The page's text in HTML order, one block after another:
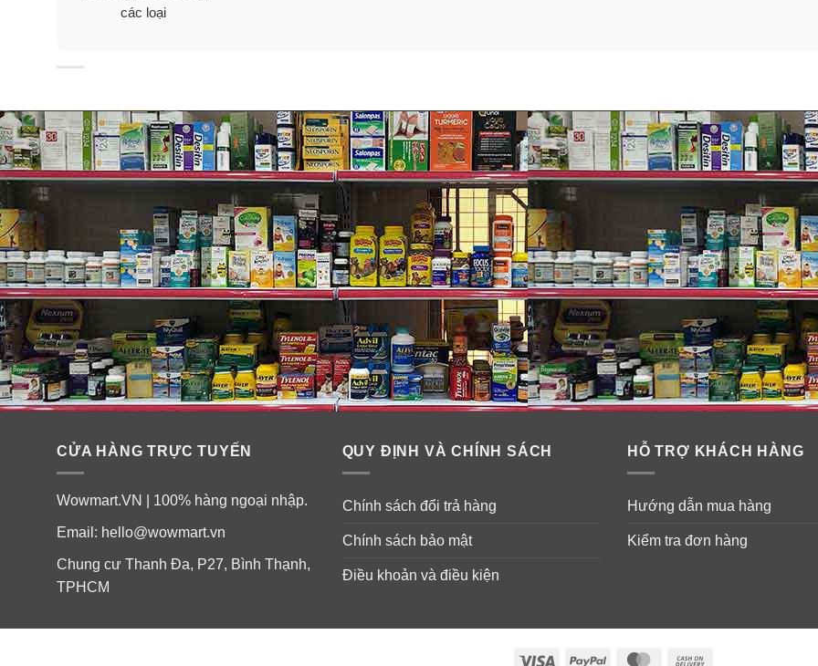
các loại
CỬA HÀNG TRỰC TUYẾN
Wowmart.VN | 100% hàng ngoại nhập.
Email: hello@wowmart.vn
Chung cư Thanh Đa, P27, Bình Thạnh,
TPHCM
QUY ĐỊNH VÀ CHÍNH SÁCH
Chính sách đổi trả hàng
Chính sách bảo mật
Điều khoản và điều kiện
HỖ TRỢ KHÁCH HÀNG
Hướng dẫn mua hàng
Kiểm tra đơn hàng
Visa PayPal MasterCard